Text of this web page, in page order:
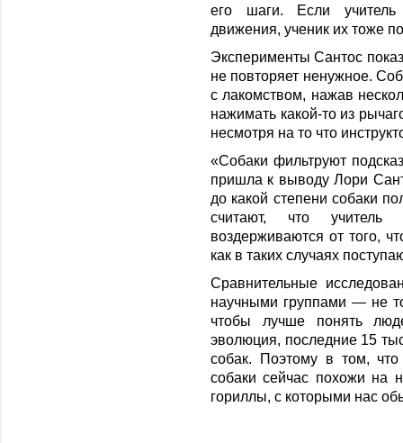
его шаги. Если учитель
движения, ученик их тоже
Эксперименты Сантос
не повторяет ненужное.
с лакомством, нажав
нажимать какой-то из
несмотря на то что
«Собаки фильтруют
пришла к выводу Лори
до какой степени собаки
считают, что
воздерживаются от того,
как в таких случаях
Сравнительные
научными группами — не
чтобы лучше понять
эволюция, последние 15
собак. Поэтому в том, что
собаки сейчас похожи на
гориллы, с которыми нас